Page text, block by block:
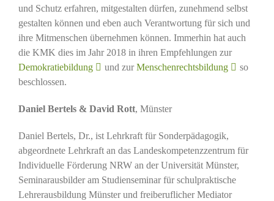
und Schutz erfahren, mitgestalten dürfen, zunehmend selbst
gestalten können und eben auch Verantwortung für sich und
ihre Mitmenschen übernehmen können. Immerhin hat auch
die KMK dies im Jahr 2018 in ihren Empfehlungen zur
Demokratiebildung
und zurMenschenrechtsbildung
so
beschlossen.
Daniel Bertels & David Rott, Münster
Daniel Bertels, Dr., ist Lehrkraft für Sonderpädagogik,
abgeordnete Lehrkraft an das Landeskompetenzzentrum für
Individuelle Förderung NRW an der Universität Münster,
Seminarausbilder am Studienseminar für schulpraktische
Lehrerausbildung Münster und freiberuflicher Mediator